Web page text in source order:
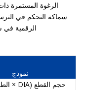
الرغوة المستمرة
سماكة التحكم في
الرقمية في
نموذج
حجم القطع (DIA × الطول）